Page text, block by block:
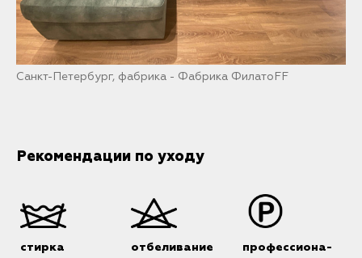
Санкт-Петербург, фабрика - Фабрика ФилатоFF
Рекомендации по уходу
стирка
отбеливание
профессиона-